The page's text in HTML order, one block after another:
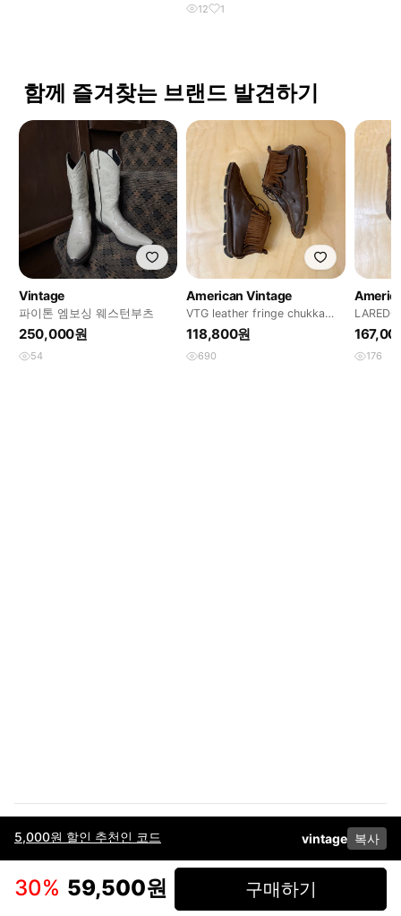
5,000원 할인 추천인 코드 vintage 복사
30% 59,500원 구매하기
12 1
함께 즐겨찾는 브랜드 발견하기
Vintage
파이톤 엠보싱 웨스턴부츠
250,000원
54
American Vintage
VTG leather fringe chukka
boots
118,800원
690
도 웨스
176
이용약관고객센터판매개인정보 처리방침사업자 정보다운로드
인스타그램
페이스북